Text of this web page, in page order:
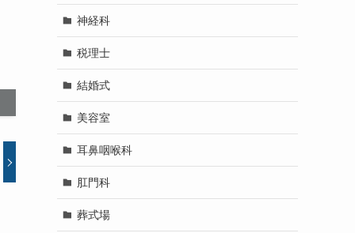
神経科
税理士
結婚式
美容室
耳鼻咽喉科
肛門科
葬式場